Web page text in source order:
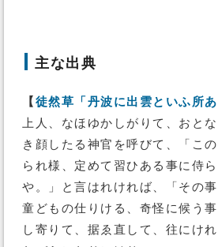
主な出典
【 徒然草「丹波に出雲といふ所あ
上人、なほゆかしがりて、おと
き顔したる神官を呼びて、「こ
られ様、定めて習ひある事に侍
や。」と言はれければ、「その
童どもの仕りける、奇怪に候う
し寄りて、据ゑ直して、往にけ